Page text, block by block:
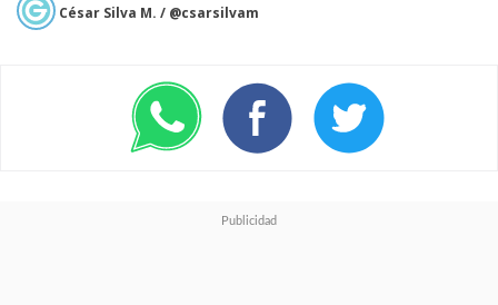
anteriores
múltiples ajustes recientes.
La medida también llega en un
momento donde Sony
César Silva M. / @csarsilvam